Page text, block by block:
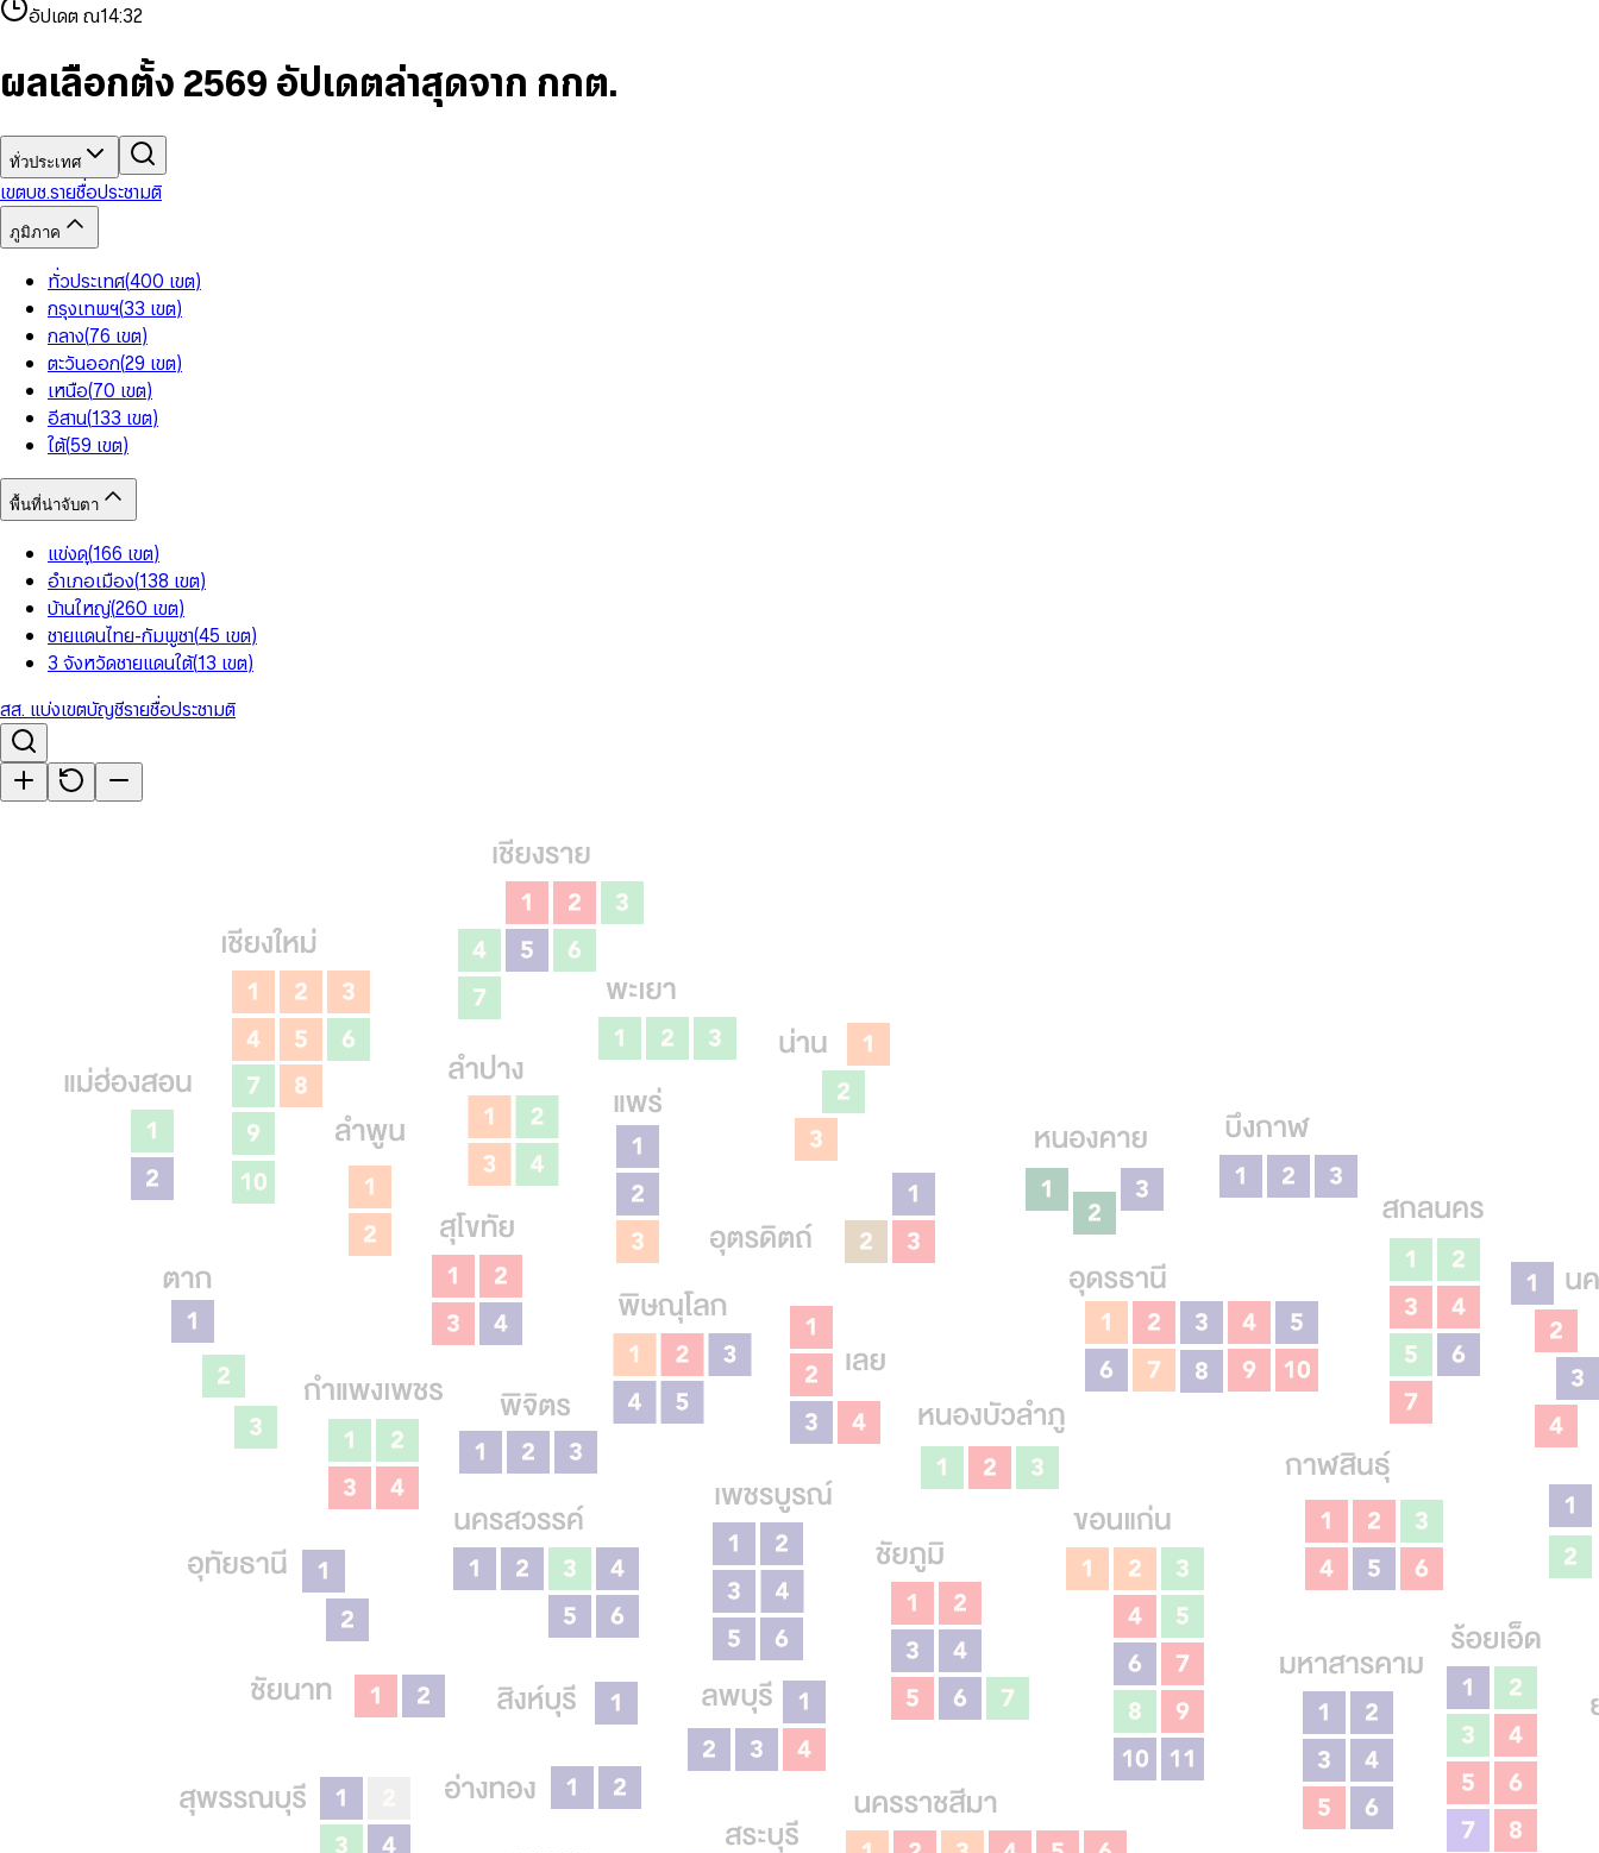
9 9
5
7
8
993
5
6
8
9
84
6
7
9
3
5
6
8
9
7
9
อัปเดต ณ14:32
ผลเลือกตั้ง 2569 อัปเดตล่าสุดจาก กกต.
ทั่วประเทศ
เขตบช.รายชื่อประชามติ
ภูมิภาค
ทั่วประเทศ(400 เขต)
กรุงเทพฯ(33 เขต)
กลาง(76 เขต)
ตะวันออก(29 เขต)
เหนือ(70 เขต)
อีสาน(133 เขต)
ใต้(59 เขต)
พื้นที่น่าจับตา
แข่งดุ(166 เขต)
อำเภอเมือง(138 เขต)
บ้านใหญ่(260 เขต)
ชายแดนไทย-กัมพูชา(45 เขต)
3 จังหวัดชายแดนใต้(13 เขต)
สส. แบ่งเขตบัญชีรายชื่อประชามติ